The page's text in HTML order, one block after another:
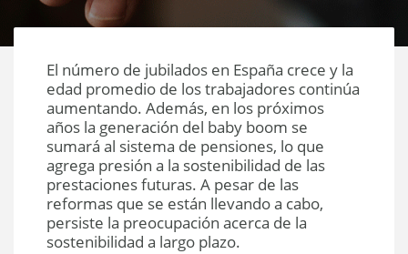
El número de jubilados en España crece y la
edad promedio de los trabajadores continúa
aumentando. Además, en los próximos
años la generación del baby boom se
sumará al sistema de pensiones, lo que
agrega presión a la sostenibilidad de las
prestaciones futuras. A pesar de las
reformas que se están llevando a cabo,
persiste la preocupación acerca de la
sostenibilidad a largo plazo.